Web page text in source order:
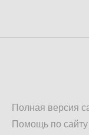
Полная версия
Помощь по сайту